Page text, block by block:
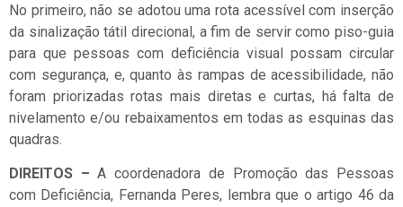
No primeiro, não se adotou uma rota acessível com inserção
da sinalização tátil direcional, a fim de servir como piso-guia
para que pessoas com deficiência visual possam circular
com segurança, e, quanto às rampas de acessibilidade, não
foram priorizadas rotas mais diretas e curtas, há falta de
nivelamento e/ou rebaixamentos em todas as esquinas das
quadras.
DIREITOS – A coordenadora de Promoção das Pessoas
com Deficiência, Fernanda Peres, lembra que o artigo 46 da